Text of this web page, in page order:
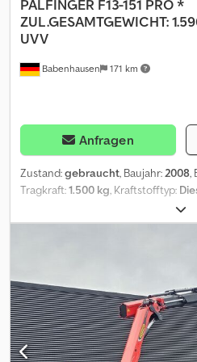
Babenhausen 171 km
PALFINGER F13-151 PRO *
ZUL.GESAMTGEWICHT:
UVV
Anfragen
Zustand:gebraucht, Baujahr:2008,
Tragkraft:1.500 kg, Kraftstofftyp:
, PALFINGER
GEPFLEGT ----FAHRZEUG-
AUF WUNSCH VIDEO ERHÄLTLICH
TYP: F13-151 PRO * 254
EIGENGEWICHT: 1.590 KG * 1,5 T
* AUF WUNSCH UVV PRÜFUNG
AUSFUHRANMELDUNG ZOLL EXW IN
AUSFÜHRER ) 5 TAGE, 15 TAGE, 30
TAGE ÖSTERREICH KENNZEICHEN